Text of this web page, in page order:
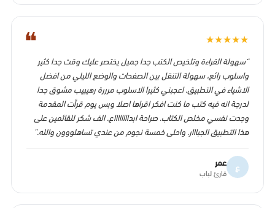
❝ ★
★
★
★
★
“سهولة القراءة وتلخيص الكتب جدا جميل يختصر عليك وقت جدا كثير
واسلوب رائع، سهولة التنقل بين الصفحات والوضع الليلي من افضل
الاشياء في التطبيق. اعجبني كثيرا الاسلوب مرررة رهيييب مشوق جدا
لدرجة انه فيه كتب ما كنت افكر اقراها اصلا وبس يوم قرأت المقدمة
وجدت نفسي مخلص الكتاب. صراحة ابدااااااااع. الف شكر للقائمين على
هذا التطبيق الجبااار. واحلى خمسة نجوم من عندي تساهلووون والله.”
ع عمر
قارئ لباب